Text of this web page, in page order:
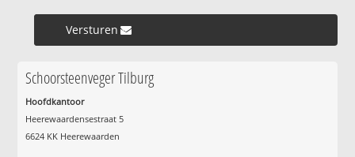
Versturen »
Schoorsteenveger Tilburg
Hoofdkantoor
Heerewaardensestraat 5
6624 KK Heerewaarden